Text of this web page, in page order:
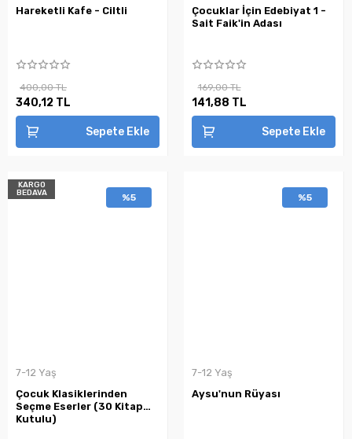
Hareketli Kafe - Ciltli
400,00 TL
340,12 TL
Sepete Ekle
Çocuklar İçin Edebiyat 1 -
Sait Faik'in Adası
169,00 TL
141,88 TL
Sepete Ekle
KARGO
BEDAVA
%5
7-12 Yaş
Çocuk Klasiklerinden
Seçme Eserler (30 Kitap
Kutulu)
%5
7-12 Yaş
Aysu'nun Rüyası